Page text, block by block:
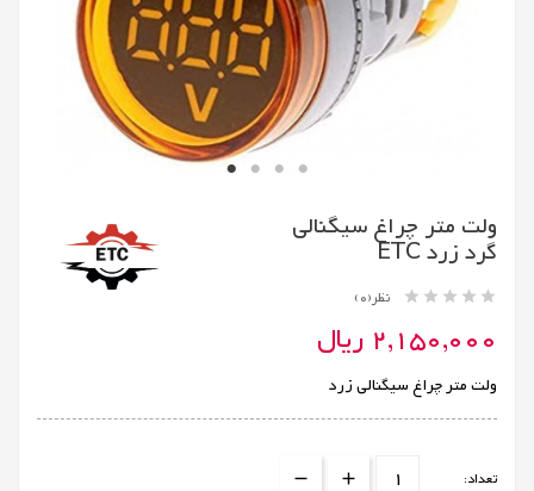
ولت متر چراغ سیگنالی
گرد زرد ETC




 نظر(0)
2,150,000 ریال
ولت متر چراغ سیگنالی زرد
تعداد: